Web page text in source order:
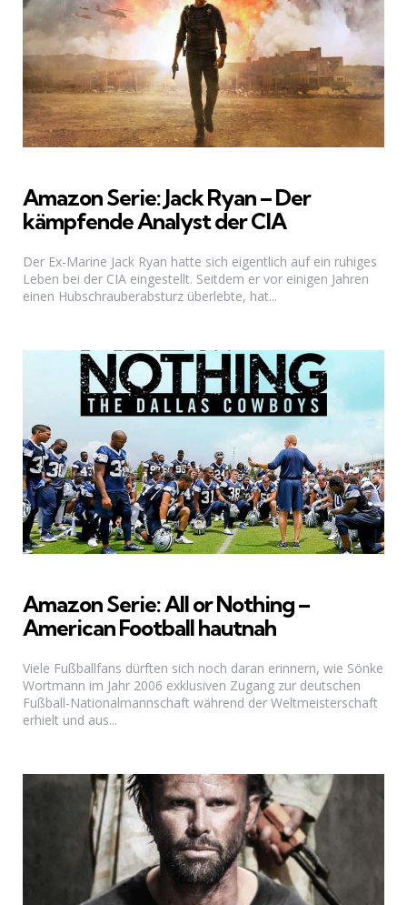
Amazon Serie: Jack Ryan – Der
kämpfende Analyst der CIA
Der Ex-Marine Jack Ryan hatte sich eigentlich auf ein ruhiges
Leben bei der CIA eingestellt. Seitdem er vor einigen Jahren
einen Hubschrauberabsturz überlebte, hat...
Amazon Serie: All or Nothing –
American Football hautnah
Viele Fußballfans dürften sich noch daran erinnern, wie Sönke
Wortmann im Jahr 2006 exklusiven Zugang zur deutschen
Fußball-Nationalmannschaft während der Weltmeisterschaft
erhielt und aus...